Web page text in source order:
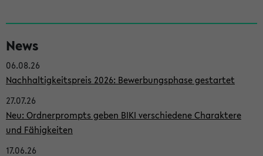
e
i
t
e
n
l
News
06.08.26
Nachhaltigkeitspreis 2026: Bewerbungsphase gestartet
27.07.26
Neu: Ordnerprompts geben BIKI verschiedene Charaktere
und Fähigkeiten
17.06.26